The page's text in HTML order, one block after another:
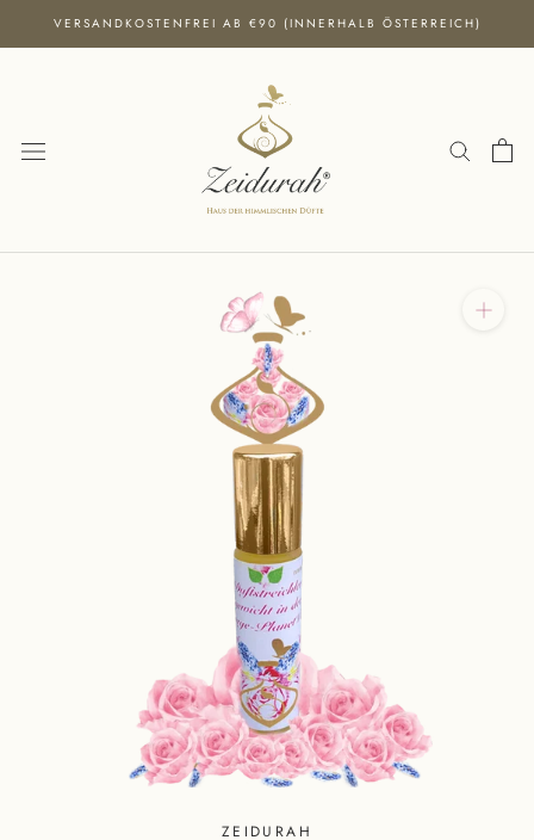
VERSANDKOSTENFREI AB €90 (INNERHALB ÖSTERREICH)
ZEIDURAH